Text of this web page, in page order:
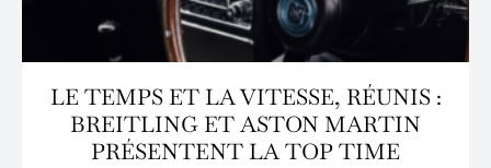
LE TEMPS ET LA VITESSE, RÉUNIS :
BREITLING ET ASTON MARTIN
PRÉSENTENT LA TOP TIME